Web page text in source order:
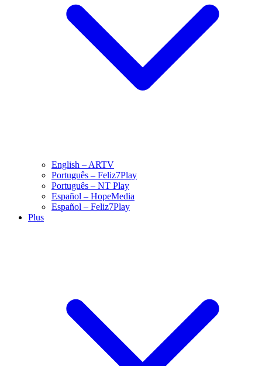
English – ARTV
Português – Feliz7Play
Português – NT Play
Español – HopeMedia
Español – Feliz7Play
Plus